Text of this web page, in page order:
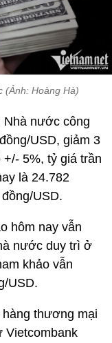
(Ảnh: Hoàng Hà)
Nhà nước công
USD, giảm 3
5%, tỷ giá trần
là 24.782
USD.
hôm nay vẫn
nước duy trì ở
khảo vẫn
USD.
thương mại
Vietcombank